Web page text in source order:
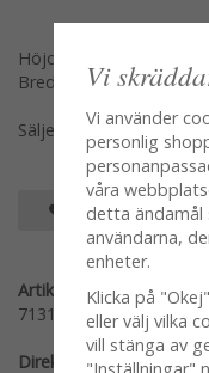
Höjd: 33cm
Bredd: 10*11,5cm
Säljes var för sig en och
SPARA SOM
Artikelnummer:
71313-SW
Direktlänk:
Vi
Vi använder
personlig
våra
detta ändamål
användarna,
enheter.
Klicka på
eller välj vilka
vill stänga av